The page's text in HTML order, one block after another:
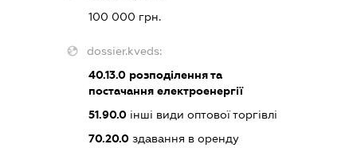
100 000 грн.
dossier.kveds:
40.13.0 розподілення та
постачання електроенергії
51.90.0 інші види оптової торгівлі
70.20.0 здавання в оренду